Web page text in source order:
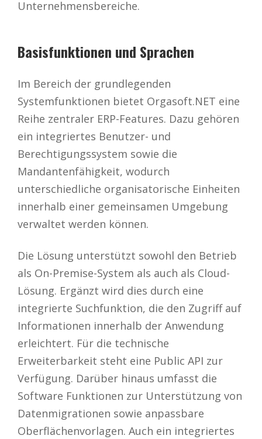
Unternehmensbereiche.
Basisfunktionen und Sprachen
Im Bereich der grundlegenden
Systemfunktionen bietet Orgasoft.NET eine
Reihe zentraler ERP-Features. Dazu gehören
ein integriertes Benutzer- und
Berechtigungssystem sowie die
Mandantenfähigkeit, wodurch
unterschiedliche organisatorische Einheiten
innerhalb einer gemeinsamen Umgebung
verwaltet werden können.
Die Lösung unterstützt sowohl den Betrieb
als On-Premise-System als auch als Cloud-
Lösung. Ergänzt wird dies durch eine
integrierte Suchfunktion, die den Zugriff auf
Informationen innerhalb der Anwendung
erleichtert. Für die technische
Erweiterbarkeit steht eine Public API zur
Verfügung. Darüber hinaus umfasst die
Software Funktionen zur Unterstützung von
Datenmigrationen sowie anpassbare
Oberflächenvorlagen. Auch ein integriertes